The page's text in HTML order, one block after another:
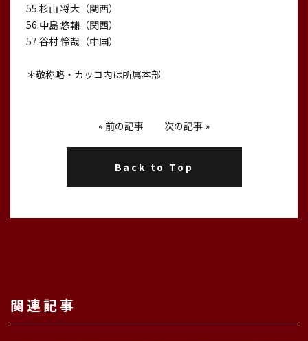
55.杉山 将大（関西）
56.中島 悠輔（関西）
57.谷村 怜哉（中国）
＊敬称略・カッコ内は所属本部
« 前の記事 次の記事 »
Back to Top
関連記事